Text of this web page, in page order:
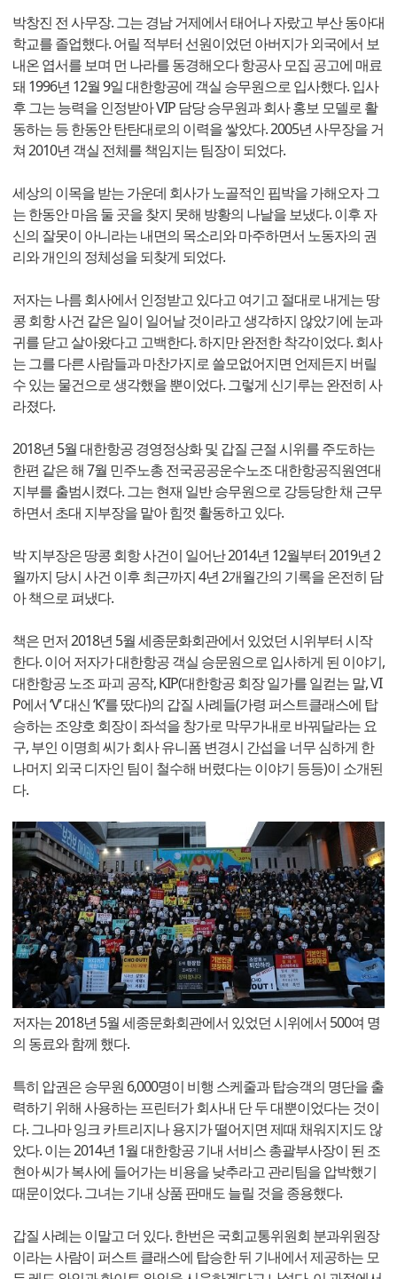
박창진 전 사무장. 그는 경남 거제에서 태어나 자랐고 부산 동아대
학교를 졸업했다. 어릴 적부터 선원이었던 아버지가 외국에서 보
내온 엽서를 보며 먼 나라를 동경해오다 항공사 모집 공고에 매료
돼 1996년 12월 9일 대한항공에 객실 승무원으로 입사했다. 입사
후 그는 능력을 인정받아 VIP 담당 승무원과 회사 홍보 모델로 활
동하는 등 한동안 탄탄대로의 이력을 쌓았다. 2005년 사무장을 거
쳐 2010년 객실 전체를 책임지는 팀장이 되었다.
세상의 이목을 받는 가운데 회사가 노골적인 핍박을 가해오자 그
는 한동안 마음 둘 곳을 찾지 못해 방황의 나날을 보냈다. 이후 자
신의 잘못이 아니라는 내면의 목소리와 마주하면서 노동자의 권
리와 개인의 정체성을 되찾게 되었다.
저자는 나름 회사에서 인정받고 있다고 여기고 절대로 내게는 땅
콩 회항 사건 같은 일이 일어날 것이라고 생각하지 않았기에 눈과
귀를 닫고 살아왔다고 고백한다. 하지만 완전한 착각이었다. 회사
는 그를 다른 사람들과 마찬가지로 쓸모없어지면 언제든지 버릴
수 있는 물건으로 생각했을 뿐이었다. 그렇게 신기루는 완전히 사
라졌다.
2018년 5월 대한항공 경영정상화 및 갑질 근절 시위를 주도하는
한편 같은 해 7월 민주노총 전국공공운수노조 대한항공직원연대
지부를 출범시켰다. 그는 현재 일반 승무원으로 강등당한 채 근무
하면서 초대 지부장을 맡아 힘껏 활동하고 있다.
박 지부장은 땅콩 회항 사건이 일어난 2014년 12월부터 2019년 2
월까지 당시 사건 이후 최근까지 4년 2개월간의 기록을 온전히 담
아 책으로 펴냈다.
책은 먼저 2018년 5월 세종문화회관에서 있었던 시위부터 시작
한다. 이어 저자가 대한항공 객실 승문원으로 입사하게 된 이야기,
대한항공 노조 파괴 공작, KIP(대한항공 회장 일가를 일컫는 말, VI
P에서 ‘V’ 대신 ‘K’를 땄다)의 갑질 사례들(가령 퍼스트클래스에 탑
승하는 조양호 회장이 좌석을 창가로 막무가내로 바꿔달라는 요
구, 부인 이명희 씨가 회사 유니폼 변경시 간섭을 너무 심하게 한
나머지 외국 디자인 팀이 철수해 버렸다는 이야기 등등)이 소개된
다.
저자는 2018년 5월 세종문화회관에서 있었던 시위에서 500여 명
의 동료와 함께 했다.
특히 압권은 승무원 6,000명이 비행 스케줄과 탑승객의 명단을 출
력하기 위해 사용하는 프린터가 회사내 단 두 대뿐이었다는 것이
다. 그나마 잉크 카트리지나 용지가 떨어지면 제때 채워지지도 않
았다. 이는 2014년 1월 대한항공 기내 서비스 총괄부사장이 된 조
현아 씨가 복사에 들어가는 비용을 낮추라고 관리팀을 압박했기
때문이었다. 그녀는 기내 상품 판매도 늘릴 것을 종용했다.
갑질 사례는 이말고 더 있다. 한번은 국회교통위원회 분과위원장
이라는 사람이 퍼스트 클래스에 탑승한 뒤 기내에서 제공하는 모